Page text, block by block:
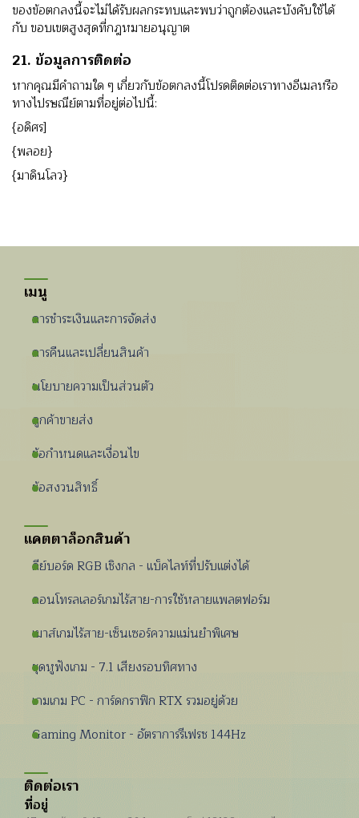
ของข้อตกลงนี้จะไม่ได้รับผลกระทบและพบว่าถูกต้องและบังคับใช้ได้
กับ ขอบเขตสูงสุดที่กฎหมายอนุญาต
21. ข้อมูลการติดต่อ
หากคุณมีคําถามใด ๆ เกี่ยวกับข้อตกลงนี้โปรดติดต่อเราทางอีเมลหรือ
ทางไปรษณีย์ตามที่อยู่ต่อไปนี้:
{อดิศร]
{พลอย}
{มาดินโลว}
เมนู
การชําระเงินและการจัดส่ง
การคืนและเปลี่ยนสินค้า
นโยบายความเป็นส่วนตัว
ลูกค้าขายส่ง
ข้อกําหนดและเงื่อนไข
ข้อสงวนสิทธิ์
แคตตาล็อกสินค้า
คีย์บอร์ด RGB เชิงกล - แบ็คไลท์ที่ปรับแต่งได้
คอนโทรลเลอร์เกมไร้สาย-การใช้หลายแพลตฟอร์ม
เมาส์เกมไร้สาย-เซ็นเซอร์ความแม่นยำพิเศษ
ชุดหูฟังเกม - 7.1 เสียงรอบทิศทาง
เกมเกม PC - การ์ดกราฟิก RTX รวมอยู่ด้วย
Gaming Monitor - อัตราการรีเฟรช 144Hz
ติดต่อเรา
ที่อยู่